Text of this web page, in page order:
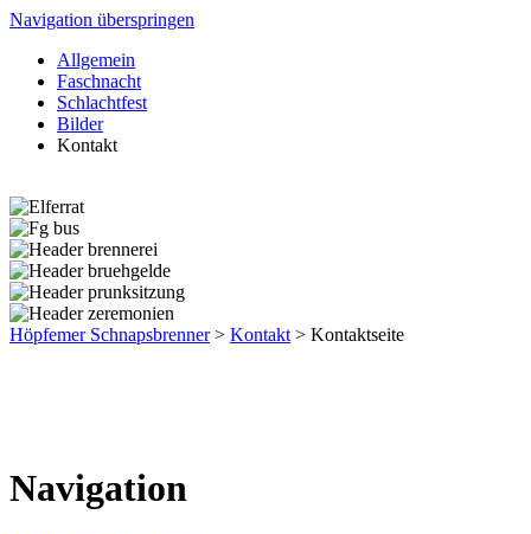
Navigation überspringen
Allgemein
Faschnacht
Schlachtfest
Bilder
Kontakt
Höpfemer Schnapsbrenner> Kontakt > Kontaktseite
Navigation